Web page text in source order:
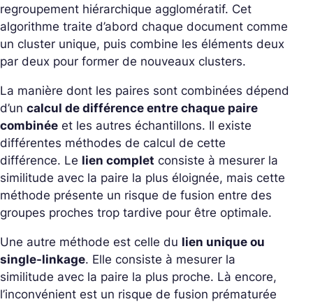
regroupement hiérarchique agglomératif. Cet
algorithme traite d’abord chaque document comme
un cluster unique, puis combine les éléments deux
par deux pour former de nouveaux clusters.
La manière dont les paires sont combinées dépend
d’un calcul de différence entre chaque paire
combinée et les autres échantillons. Il existe
différentes méthodes de calcul de cette
différence. Le lien complet consiste à mesurer la
similitude avec la paire la plus éloignée, mais cette
méthode présente un risque de fusion entre des
groupes proches trop tardive pour être optimale.
Une autre méthode est celle du lien unique ou
single-linkage. Elle consiste à mesurer la
similitude avec la paire la plus proche. Là encore,
l’inconvénient est un risque de fusion prématurée